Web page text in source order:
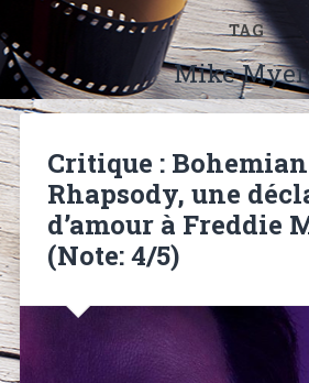
TAG
Mike
Critique : Bohemian
Rhapsody, une
d’amour à Freddie
(Note: 4/5)